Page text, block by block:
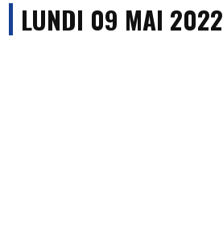
LUNDI 09 MAI 2022